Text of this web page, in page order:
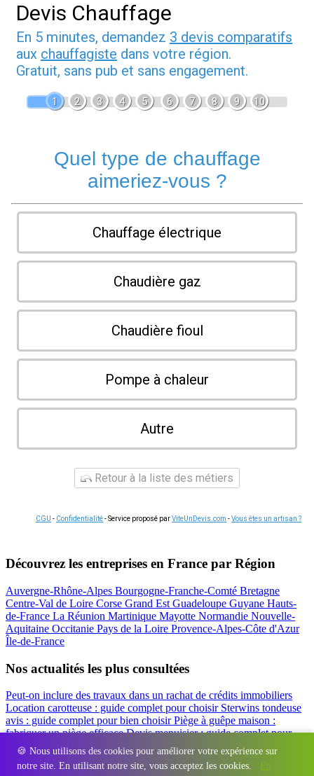
🍪 Nous utilisons des cookies pour améliorer votre expérience sur
notre site. En utilisant notre site, vous acceptez les cookies.
En
Devis Chauffage
En 5 minutes, demandez 3 devis comparatifs
aux chauffagiste dans votre région.
Gratuit, sans pub et sans engagement.
1 2 3 4 5 6 7 8 9 10
Quel type de chauffage
aimeriez-vous ?
Chauffage électrique
Chaudière gaz
Chaudière fioul
Pompe à chaleur
Autre
Retour à la liste des métiers
CGU - Confidentialité- Service proposé parViteUnDevis.com -Vous êtes un artisan ?
Découvrez les entreprises en France par Région
Auvergne-Rhône-Alpes Bourgogne-Franche-Comté Bretagne
Centre-Val de Loire Corse Grand Est Guadeloupe Guyane Hauts-
de-France La Réunion Martinique Mayotte Normandie Nouvelle-
Aquitaine Occitanie Pays de la Loire Provence-Alpes-Côte d'Azur
Île-de-France
Nos actualités les plus consultées
Peut-on inclure des travaux dans un rachat de crédits immobiliers
Location carotteuse : guide complet pour choisir Sterwins tondeuse
avis : guide complet pour bien choisirPiège à guêpe maison :
fabriquer un piège efficaceDevis menuisier : guide complet pour
obtenir le meilleur prix
Simulation rachat de crédit : regrouper prêt
travaux et crédits
Régions - Départements - Villes - Entreprises - Marques Contact